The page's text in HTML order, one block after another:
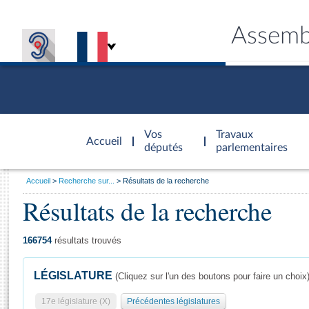
Accueil
d'accueil
Vos
députés
Travaux
parlementaires
Général
Vous
Accueil Recherche sur... Résultats de la recherche
Résultats de la recherche
166754résultats trouvés
LÉGISLATURE (Cliquez sur l'un des boutons pour faire un choix)
17e législature (X) Précédentes législatures